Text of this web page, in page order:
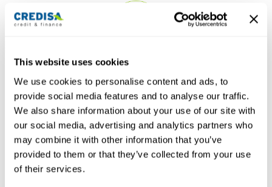
This website uses cookies
We use cookies to personalise content and ads, to
provide social media features and to analyse our traffic.
We also share information about your use of our site with
our social media, advertising and analytics partners who
may combine it with other information that you’ve
provided to them or that they’ve collected from your use
of their services.
Sichere Verbindung
Nachdem Sie uns die benötigten Dokumente zugesendet haben,
erhalten Sie nach einer umfassenden Kreditfähigkeitsprüfung die
Kreditentscheidung und Ihren Kredit-Vertrag.